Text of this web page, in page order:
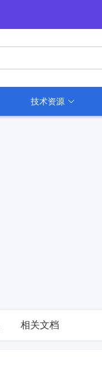
技术资源
相关文档